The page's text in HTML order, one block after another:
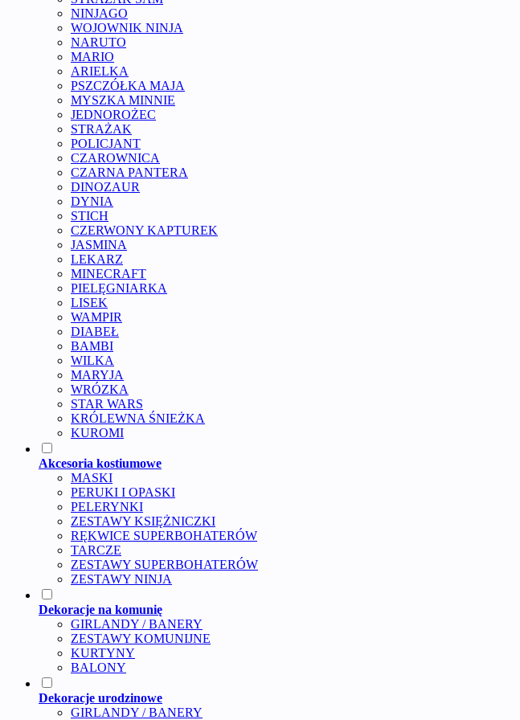
NINJAGO
WOJOWNIK NINJA
NARUTO
MARIO
ARIELKA
PSZCZÓŁKA MAJA
MYSZKA MINNIE
JEDNOROŻEC
STRAŻAK
POLICJANT
CZAROWNICA
CZARNA PANTERA
DINOZAUR
DYNIA
STICH
CZERWONY KAPTUREK
JASMINA
LEKARZ
MINECRAFT
PIELĘGNIARKA
LISEK
WAMPIR
DIABEŁ
BAMBI
WILKA
MARYJA
WRÓZKA
STAR WARS
KRÓLEWNA ŚNIEŻKA
KUROMI
Akcesoria kostiumowe
MASKI
PERUKI I OPASKI
PELERYNKI
ZESTAWY KSIĘŻNICZKI
RĘKWICE SUPERBOHATERÓW
TARCZE
ZESTAWY SUPERBOHATERÓW
ZESTAWY NINJA
Dekoracje na komunię
GIRLANDY / BANERY
ZESTAWY KOMUNIJNE
KURTYNY
BALONY
Dekoracje urodzinowe
GIRLANDY / BANERY